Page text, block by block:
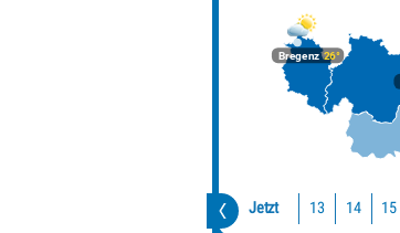
Bregenz26°
Jetzt 13 14 15